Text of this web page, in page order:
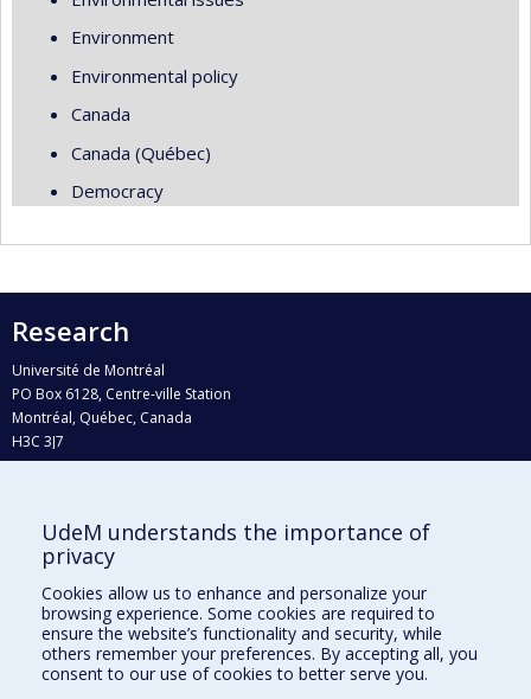
Environment
Environmental policy
Canada
Canada (Québec)
Democracy
Research
Université de Montréal
PO Box 6128, Centre-ville Station
Montréal, Québec, Canada
H3C 3J7
Who does what?
Find us
Site map
Accessibility
UdeM understands the importance of
privacy
Cookies allow us to enhance and personalize your
browsing experience. Some cookies are required to
ensure the website’s functionality and security, while
others remember your preferences. By accepting all, you
consent to our use of cookies to better serve you.